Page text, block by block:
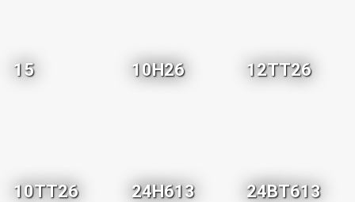
15 10H26 12TT26
10TT26 24H613 24BT613